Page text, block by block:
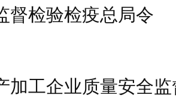
督检验检疫总局令
加工企业质量安全